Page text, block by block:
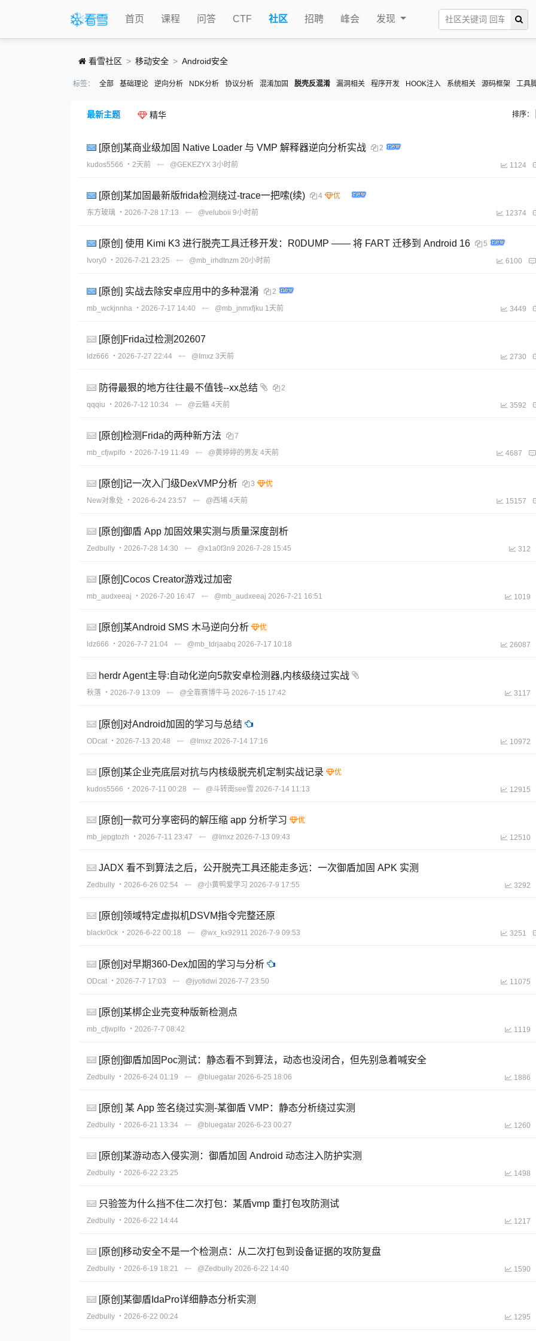
首页 课程 问答 CTF 社区 招聘 峰会 发现
看雪社区 移动安全 Android安全
标签： 全部 基础理论 逆向分析 NDK分析 协议分析 混淆加固 脱壳反混淆 漏洞相关 程序开发 HOOK注入 系统相关 源码框架 工具
最新主题 精华 排序：
[原创]某商业级加固 Native Loader 与 VMP 解释器逆向分析实战
2
kudos5566
・2天前 @GEKEZYX 3小时前 1124
[原创]某加固最新版frida检测绕过-trace一把嗦(续)
4
东方玻璃 ・2026-7-28 17:13 @veluboii 9小时前 12374
[原创] 使用 Kimi K3 进行脱壳工具迁移开发：R0DUMP —— 将 FART 迁移到 Android 16
5
Ivory0
・2026-7-21 23:25 @mb_irhdtnzm 20小时前 6100
[原创] 实战去除安卓应用中的多种混淆
2
mb_wckjnnha
・2026-7-17 14:40 @mb_jnmxfjku 1天前 3449
[原创]Frida过检测202607
ldz666 ・2026-7-27 22:44 @Imxz 3天前 2730
防得最狠的地方往往最不值钱--xx总结
2
qqqiu
・2026-7-12 10:34 @云觞 4天前 3592
[原创]检测Frida的两种新方法
7
mb_cfjwplfo
・2026-7-19 11:49 @黄婷婷的男友 4天前 4687
[原创]记一次入门级DexVMP分析
3
New对象处
・2026-6-24 23:57 @西埔 4天前 15157
[原创]御盾 App 加固效果实测与质量深度剖析
Zedbully ・2026-7-28 14:30 @x1a0f3n9 2026-7-28 15:45 312
[原创]Cocos Creator游戏过加密
mb_audxeeaj ・2026-7-20 16:47 @mb_audxeeaj 2026-7-21 16:51 1019
[原创]某Android SMS 木马逆向分析
ldz666 ・2026-7-7 21:04 @mb_tdrjaabq 2026-7-17 10:18 26087
herdr Agent主导:自动化逆向5款安卓检测器,内核级绕过实战
秋落 ・2026-7-9 13:09 @全靠赛博牛马 2026-7-15 17:42 3117
[原创]对Android加固的学习与总结
ODcat ・2026-7-13 20:48 @Imxz 2026-7-14 17:16 10972
[原创]某企业壳底层对抗与内核级脱壳机定制实战记录
kudos5566 ・2026-7-11 00:28 @斗转南see雪 2026-7-14 11:13 12915
[原创]一款可分享密码的解压缩 app 分析学习
mb_jepgtozh ・2026-7-11 23:47 @Imxz 2026-7-13 09:43 12510
JADX 看不到算法之后，公开脱壳工具还能走多远：一次御盾加固 APK 实测
Zedbully ・2026-6-26 02:54 @小黄鸭爱学习 2026-7-9 17:55 3292
[原创]领域特定虚拟机DSVM指令完整还原
blackr0ck ・2026-6-22 00:18 @wx_kx92911 2026-7-9 09:53 3251
[原创]对早期360-Dex加固的学习与分析
ODcat ・2026-7-7 17:03 @jyotidwi 2026-7-7 23:50 11075
[原创]某梆企业壳变种版新检测点
mb_cfjwplfo ・2026-7-7 08:42 1119
[原创]御盾加固Poc测试：静态看不到算法，动态也没闭合，但先别急着喊安全
Zedbully ・2026-6-24 01:19 @bluegatar 2026-6-25 18:06 1886
[原创] 某 App 签名绕过实测-某御盾 VMP：静态分析绕过实测
Zedbully ・2026-6-21 13:34 @bluegatar 2026-6-23 00:27 1260
[原创]某游动态入侵实测：御盾加固 Android 动态注入防护实测
Zedbully ・2026-6-22 23:25 1498
只验签为什么挡不住二次打包：某盾vmp 重打包攻防测试
Zedbully ・2026-6-22 14:44 1217
[原创]移动安全不是一个检测点：从二次打包到设备证据的攻防复盘
Zedbully ・2026-6-19 18:21 @Zedbully 2026-6-22 14:40 1590
[原创]某御盾IdaPro详细静态分析实测
Zedbully ・2026-6-22 00:24 1295